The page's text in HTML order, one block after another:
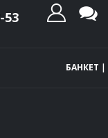
53
БАНКЕТ |